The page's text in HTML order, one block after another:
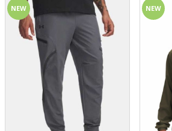
NEW NEW